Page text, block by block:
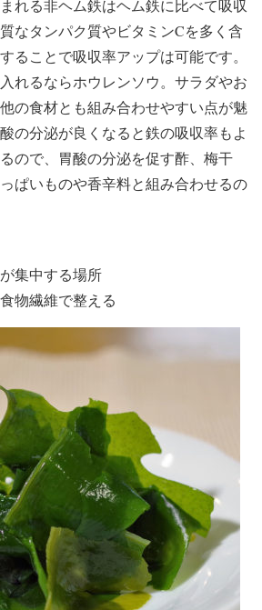
れる非ヘム鉄はヘム鉄に比べて吸収
なタンパク質やビタミンCを多く含
ることで吸収率アップは可能です。
れるならホウレンソウ。サラダやお
の食材とも組み合わせやすい点が魅
の分泌が良くなると鉄の吸収率もよ
ので、胃酸の分泌を促す酢、梅干
ぱいものや香辛料と組み合わせるの
集中する場所
物繊維で整える